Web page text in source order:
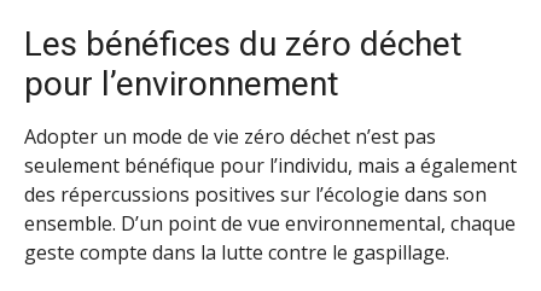
Les bénéfices du zéro déchet
pour l’environnement
Adopter un mode de vie zéro déchet n’est pas
seulement bénéfique pour l’individu, mais a également
des répercussions positives sur l’écologie dans son
ensemble. D’un point de vue environnemental, chaque
geste compte dans la lutte contre le gaspillage.